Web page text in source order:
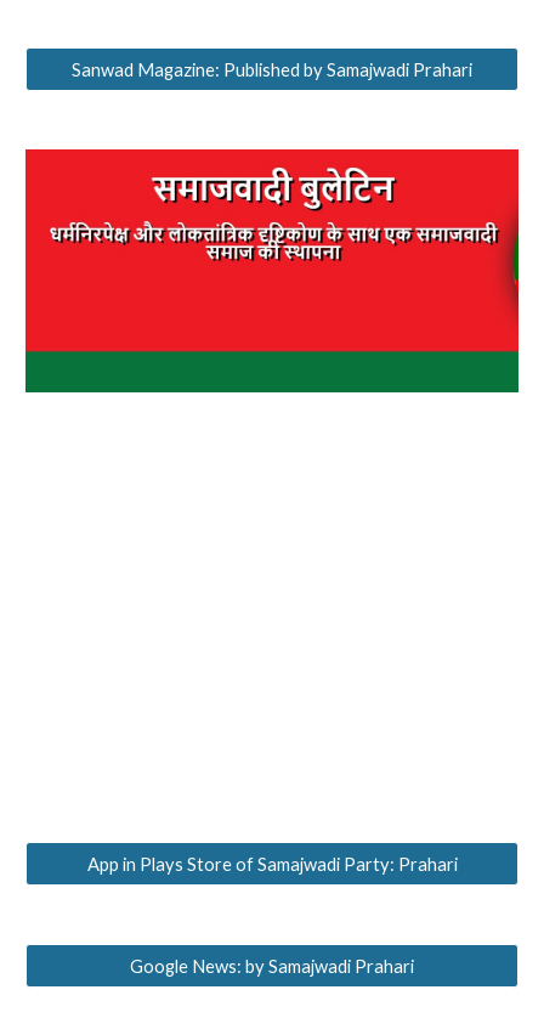
Sanwad Magazine: Published by Samajwadi Prahari
App in Plays Store of Samajwadi Party: Prahari
Google News: by Samajwadi Prahari